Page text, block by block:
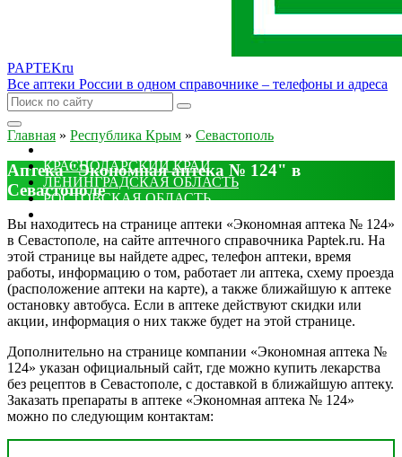
PAPTEKru
Все аптеки России в одном справочнике – телефоны и адреса
КРАСНОДАРСКИЙ КРАЙ
ЛЕНИНГРАДСКАЯ ОБЛАСТЬ
РОСТОВСКАЯ ОБЛАСТЬ
Главная » Республика Крым » Севастополь
Аптека "Экономная аптека № 124" в
Севастополе
Вы находитесь на странице аптеки «Экономная аптека № 124»
в Севастополе, на сайте аптечного справочника Paptek.ru. На
этой странице вы найдете адрес, телефон аптеки, время
работы, информацию о том, работает ли аптека, схему проезда
(расположение аптеки на карте), а также ближайшую к аптеке
остановку автобуса. Если в аптеке действуют скидки или
акции, информация о них также будет на этой странице.
Дополнительно на странице компании «Экономная аптека №
124» указан официальный сайт, где можно купить лекарства
без рецептов в Севастополе, с доставкой в ближайшую аптеку.
Заказать препараты в аптеке «Экономная аптека № 124»
можно по следующим контактам: